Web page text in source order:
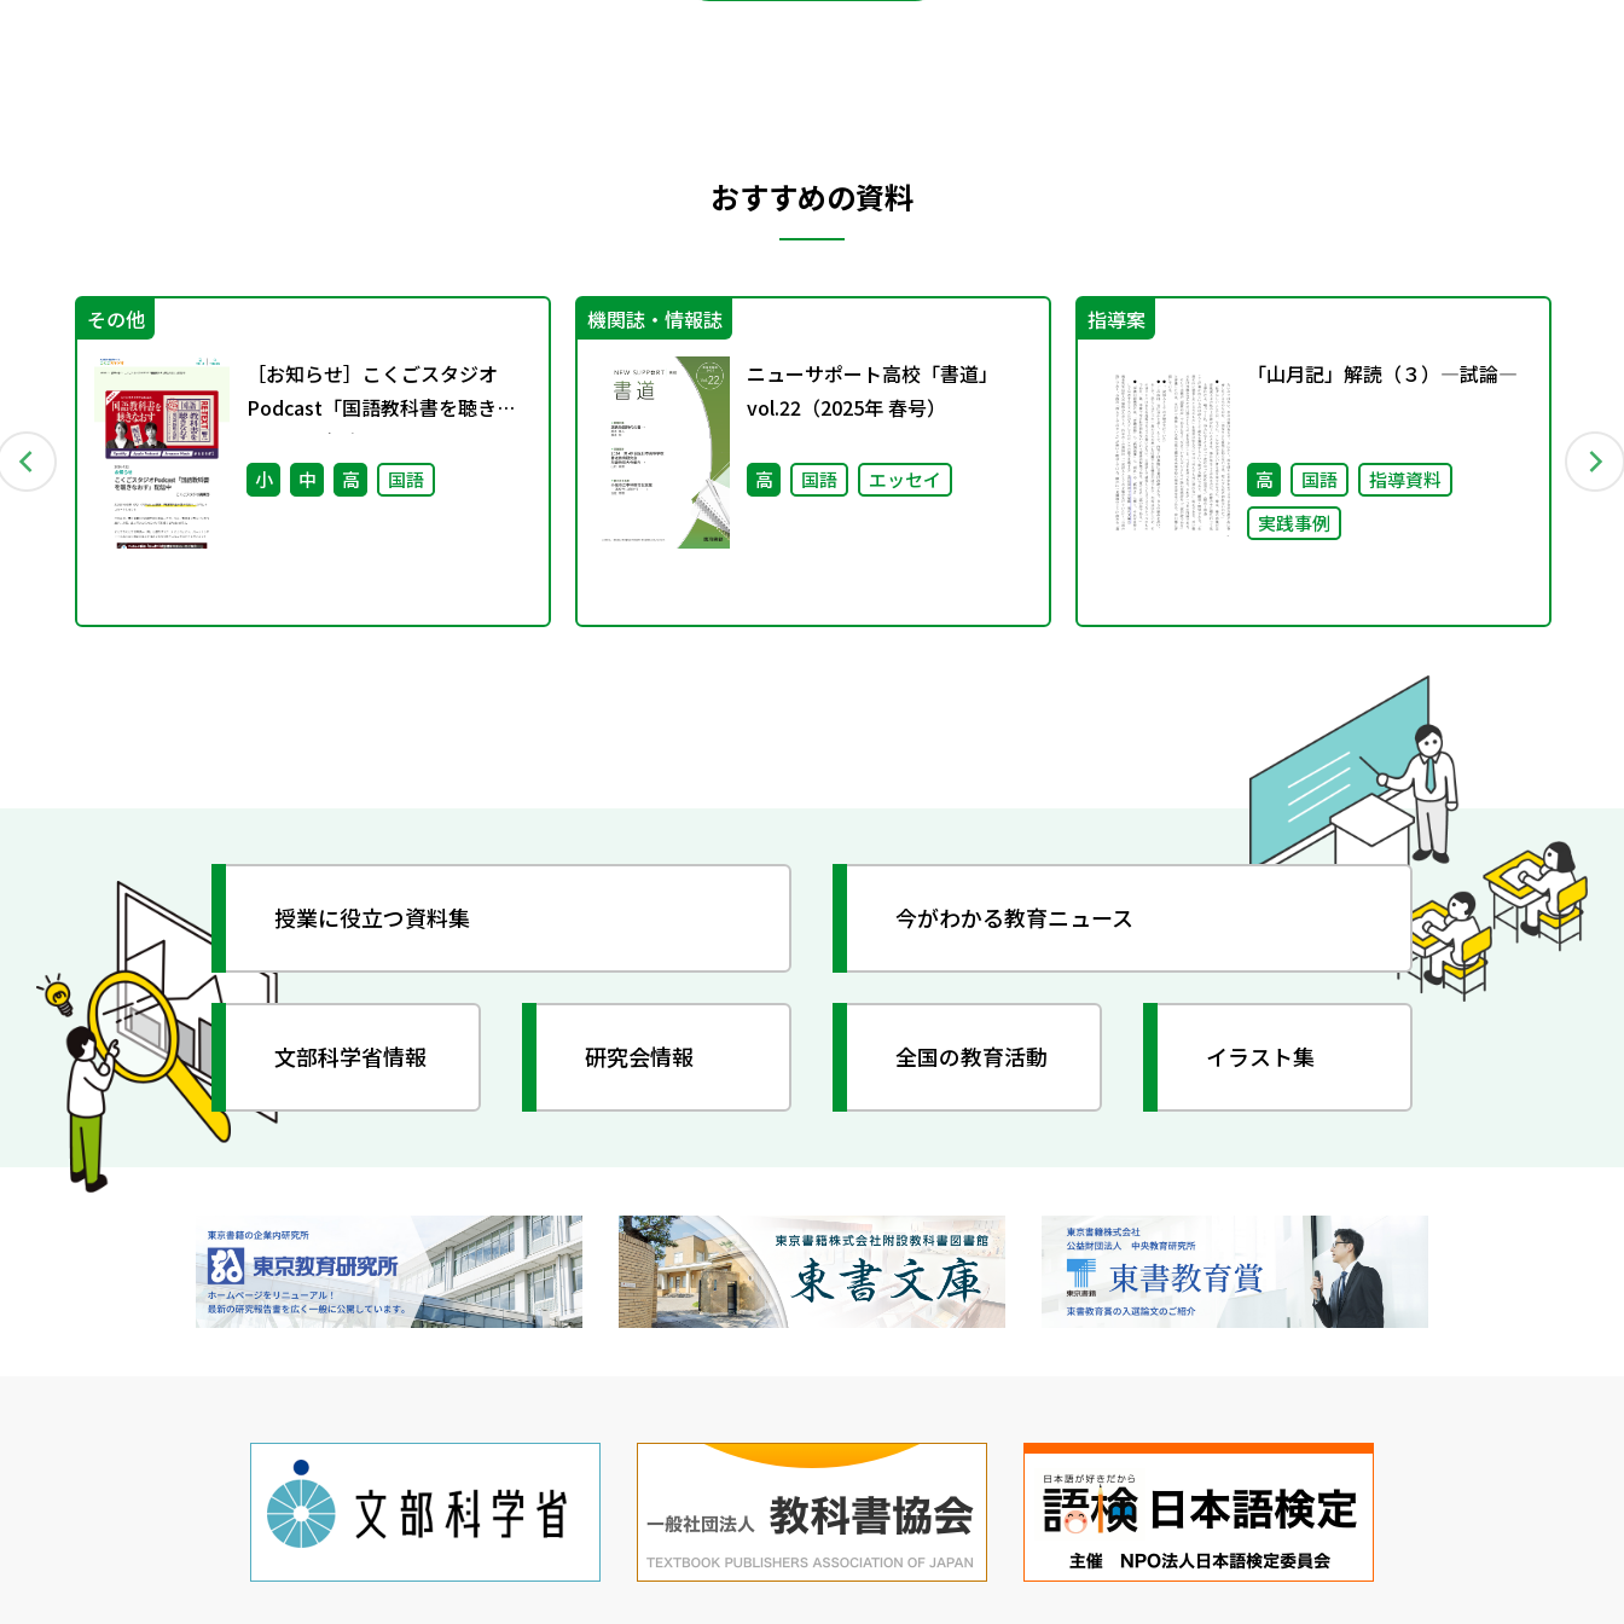
おすすめの資料
その他
［お知らせ］こくごスタジオ
Podcast「国語教科書を聴きな
おす」配信中
小 中 高 国語
機関誌・情報誌
ニューサポート高校「書道」
vol.22（2025年 春号）
高 国語 エッセイ
指導案
「山月記」解読（３）―試論―
高 国語
指導資料
実践事例
授業に役立つ資料集 今がわかる教育ニュース
文部科学省情報 研究会情報 全国の教育活動 イラスト集